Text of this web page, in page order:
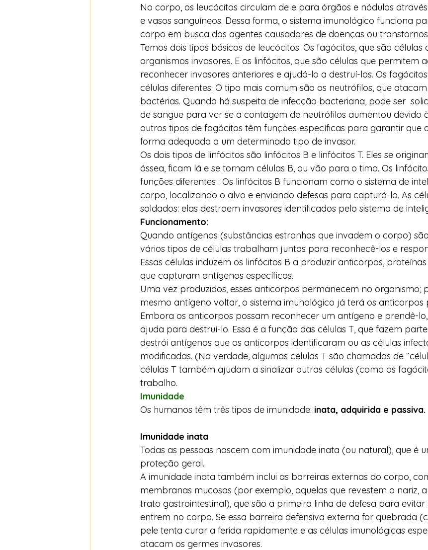
No corpo, os leucócitos circulam de e para órgãos e nódulos
e vasos sanguíneos. Dessa forma, o sistema imunológico funciona
corpo em busca dos agentes causadores de doenças ou
Temos dois tipos básicos de leucócitos: Os fagócitos, que são células
organismos invasores. E os linfócitos, que são células que permitem
reconhecer invasores anteriores e ajudá-lo a destruí-los. Os
células diferentes. O tipo mais comum são os neutrófilos, que
bactérias. Quando há suspeita de infecção bacteriana, pode ser
de sangue para ver se a contagem de neutrófilos aumentou devido
outros tipos de fagócitos têm funções específicas para garantir que
forma adequada a um determinado tipo de invasor.
Os dois tipos de linfócitos são linfócitos B e linfócitos T. Eles se
óssea, ficam lá e se tornam células B, ou vão para o timo. Os
funções diferentes : Os linfócitos B funcionam como o sistema de
corpo, localizando o alvo e enviando defesas para capturá-lo. As
soldados: elas destroem invasores identificados pelo sistema de
Funcionamento:
Quando antígenos (substâncias estranhas que invadem o corpo)
vários tipos de células trabalham juntas para reconhecê-los e
Essas células induzem os linfócitos B a produzir anticorpos,
que capturam antígenos específicos.
Uma vez produzidos, esses anticorpos permanecem no organismo;
mesmo antígeno voltar, o sistema imunológico já terá os anticorpos
Embora os anticorpos possam reconhecer um antígeno e prendê-
ajuda para destruí-lo. Essa é a função das células T, que fazem
destrói antígenos que os anticorpos identificaram ou as células
modificadas. (Na verdade, algumas células T são chamadas de
células T também ajudam a sinalizar outras células (como os
trabalho.
Imunidade
Os humanos têm três tipos de imunidade: inata, adquirida e passiva.
Imunidade inata
Todas as pessoas nascem com imunidade inata (ou natural), que é
proteção geral.
A imunidade inata também inclui as barreiras externas do corpo,
membranas mucosas (por exemplo, aquelas que revestem o nariz,
trato gastrointestinal), que são a primeira linha de defesa para evitar
entrem no corpo. Se essa barreira defensiva externa for quebrada
pele tenta curar a ferida rapidamente e as células imunológicas
atacam os germes invasores.